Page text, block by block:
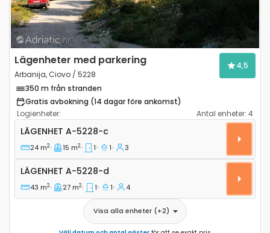
Lägenheter med parkering
Arbanija, Ciovo / 5228
4,5
350 m från stranden
Gratis avbokning (14 dagar före ankomst)
Logienheter:
Antal enheter: 4
Ettrumslägenhet Arbanija, Ciovo A-5228-c
LÄGENHET A-5228-c
24 m2 15 m2 1 1 3
Lägenhet A-5228-d
LÄGENHET A-5228-d
43 m2 27 m2 1 1 4
Visa alla enheter (+2)